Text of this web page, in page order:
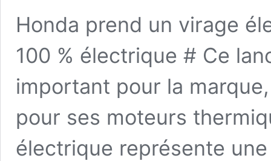
Honda prend un virage
100 % électrique # Ce
important pour la
pour ses moteurs
électrique représente